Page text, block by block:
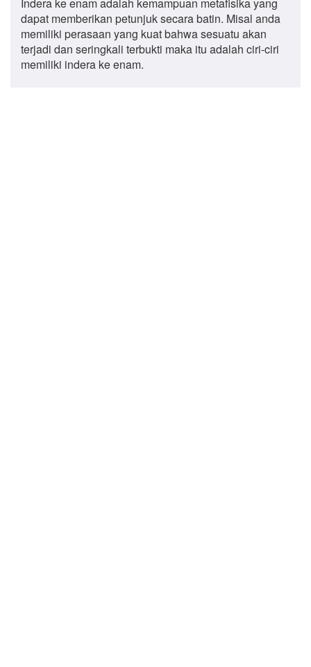
dapat memberikan petunjuk secara batin. Misal anda
memiliki perasaan yang kuat bahwa sesuatu akan
terjadi dan seringkali terbukti maka itu adalah ciri-ciri
memiliki indera ke enam.